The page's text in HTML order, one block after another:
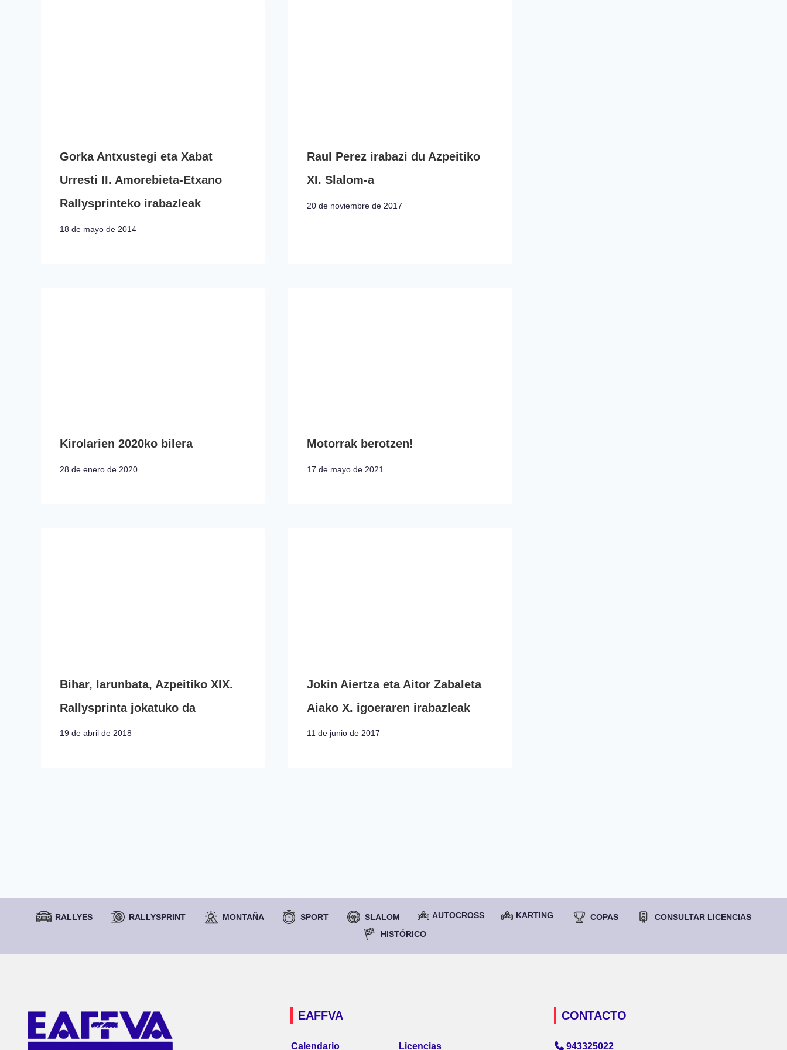
Gorka Antxustegi eta Xabat
Urresti II. Amorebieta-Etxano
Rallysprinteko irabazleak
18 de mayo de 2014
Raul Perez irabazi du Azpeitiko
XI. Slalom-a
20 de noviembre de 2017
Kirolarien 2020ko bilera
28 de enero de 2020
Motorrak berotzen!
17 de mayo de 2021
Bihar, larunbata, Azpeitiko XIX.
Rallysprinta jokatuko da
19 de abril de 2018
Jokin Aiertza eta Aitor Zabaleta
Aiako X. igoeraren irabazleak
11 de junio de 2017
RALLYES RALLYSPRINT MONTAÑA SPORT SLALOM AUTOCROSS KARTING COPAS
CONSULTAR LICENCIAS
HISTÓRICO
EAFFVA
Calendario Licencias
CONTACTO
943325022